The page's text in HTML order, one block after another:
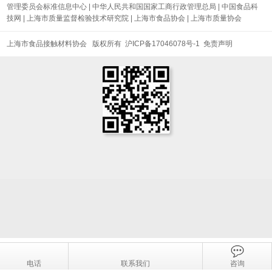
管理委员会标准信息中心 |中华人民共和国国家工商行政管理总局 |中国食品科
技网 |上海市质量监督检验技术研究院 |上海市食品协会 |上海市质量协会
上海市食品接触材料协会 版权所有沪ICP备17046078号-1 免责声明
电话 联系我们 咨询